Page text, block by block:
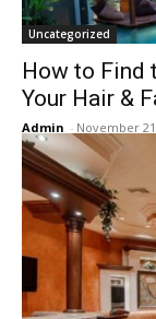
Uncategorized
How to Find
Your Hair &
Admin - November